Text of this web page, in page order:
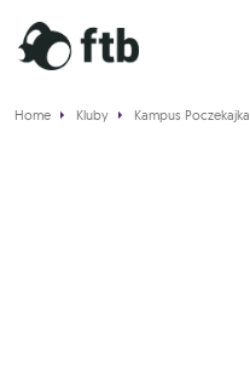
Home Kluby Kampus Poczekajka